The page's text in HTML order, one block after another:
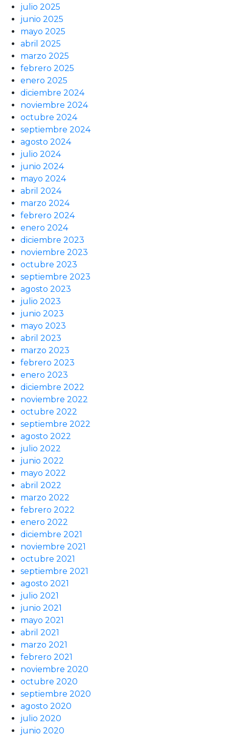
julio 2025
junio 2025
mayo 2025
abril 2025
marzo 2025
febrero 2025
enero 2025
diciembre 2024
noviembre 2024
octubre 2024
septiembre 2024
agosto 2024
julio 2024
junio 2024
mayo 2024
abril 2024
marzo 2024
febrero 2024
enero 2024
diciembre 2023
noviembre 2023
octubre 2023
septiembre 2023
agosto 2023
julio 2023
junio 2023
mayo 2023
abril 2023
marzo 2023
febrero 2023
enero 2023
diciembre 2022
noviembre 2022
octubre 2022
septiembre 2022
agosto 2022
julio 2022
junio 2022
mayo 2022
abril 2022
marzo 2022
febrero 2022
enero 2022
diciembre 2021
noviembre 2021
octubre 2021
septiembre 2021
agosto 2021
julio 2021
junio 2021
mayo 2021
abril 2021
marzo 2021
febrero 2021
noviembre 2020
octubre 2020
septiembre 2020
agosto 2020
julio 2020
junio 2020